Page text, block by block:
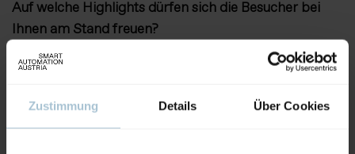
Zustimmung Details Über Cookies
Auf welche Highlights dürfen sich die Besucher bei
Ihnen am Stand freuen?
Unser heuriges Thema ist
„Smarter Schaltschrankbau
Gemeinsam mit Eplan zeigt Rittal die Optimierung
entlang der Wertschöpfungskette sowie Produkte aus